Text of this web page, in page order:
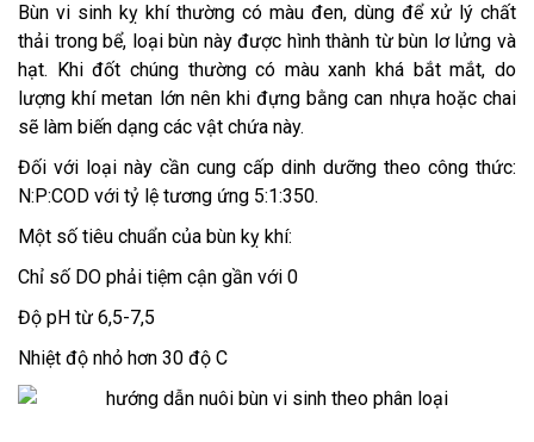
Bùn vi sinh kỵ khí thường có màu đen, dùng để xử lý chất
thải trong bể, loại bùn này được hình thành từ bùn lơ lửng và
hạt. Khi đốt chúng thường có màu xanh khá bắt mắt, do
lượng khí metan lớn nên khi đựng bằng can nhựa hoặc chai
sẽ làm biến dạng các vật chứa này.
Đối với loại này cần cung cấp dinh dưỡng theo công thức:
N:P:COD với tỷ lệ tương ứng 5:1:350.
Một số tiêu chuẩn của bùn kỵ khí:
Chỉ số DO phải tiệm cận gần với 0
Độ pH từ 6,5-7,5
Nhiệt độ nhỏ hơn 30 độ C